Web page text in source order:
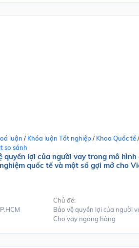
luận / Khóa luận Tốt nghiệp/ Khoa Quốc tế/
so sánh
quyền lợi của người vay trong mô hình
quốc tế và một số gợi mở cho
Chủ đề:
Bảo vệ quyền lợi của người
Cho vay ngang hàng